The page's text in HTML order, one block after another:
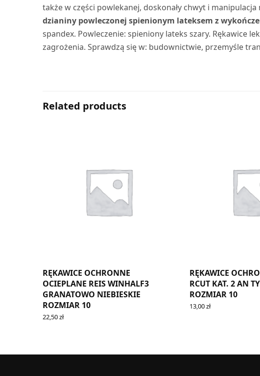
także w części powlekanej, doskonały chwyt i
dzianiny powleczonej spienionym lateksem z
spandex. Powleczenie: spieniony lateks szary. Rękawice
zagrożenia. Sprawdzą się w: budownictwie, przemyśle
Related products
RĘKAWICE OCHRONNE
OCIEPLANE REIS WINHALF3
GRANATOWO NIEBIESKIE
ROZMIAR 10
22,50zł
RĘKAWICE
RCUT KAT. 2 AN
ROZMIAR 10
13,00zł